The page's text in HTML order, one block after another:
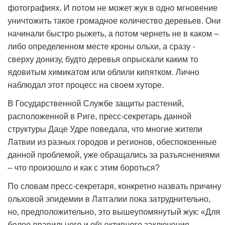
фотографиях. И потом не может жук в одно мгновение
уничтожить такое громадное количество деревьев. Они
начинали быстро рыжеть, а потом чернеть не в каком –
либо определенном месте кроны ольхи, а сразу -
сверху донизу, будто деревья опрыскали каким то
ядовитым химикатом или облили кипятком. Лично
наблюдал этот процесс на своем хуторе.
В Государственной Службе защиты растений,
расположенной в Риге, пресс-секретарь данной
структуры Даце Удре поведала, что многие жители
Латвии из разных городов и регионов, обеспокоенные
данной проблемой, уже обращались за разъяснениями
– что произошло и как с этим бороться?
По словам пресс-секретаря, конкретно назвать причину
ольховой эпидемии в Латгалии пока затруднительно,
но, предположительно, это вышеупомянутый жук: «Для